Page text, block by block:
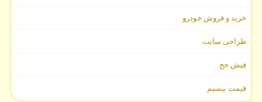
خرید و فروش خودرو
طراحی سایت
فیش حج
قیمت بیسیم